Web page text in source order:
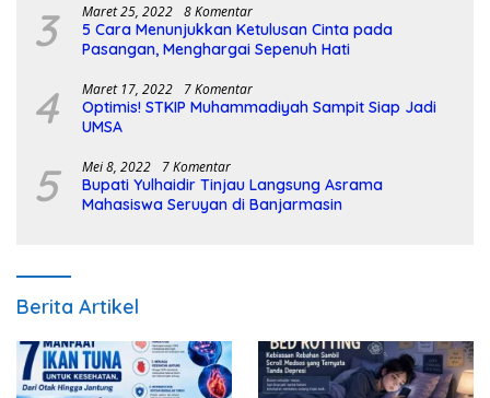
3 Maret 25, 2022 8 Komentar
5 Cara Menunjukkan Ketulusan Cinta pada
Pasangan, Menghargai Sepenuh Hati
4 Maret 17, 2022 7 Komentar
Optimis! STKIP Muhammadiyah Sampit Siap Jadi
UMSA
5 Mei 8, 2022 7 Komentar
Bupati Yulhaidir Tinjau Langsung Asrama
Mahasiswa Seruyan di Banjarmasin
Berita Artikel